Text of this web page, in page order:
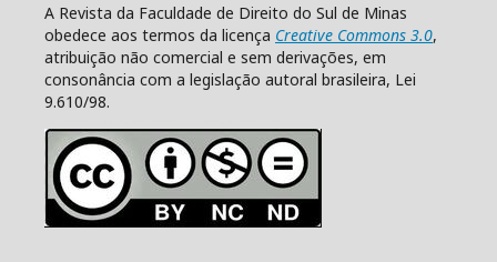
A Revista da Faculdade de Direito do Sul de Minas
obedece aos termos da licença Creative Commons 3.0,
atribuição não comercial e sem derivações, em
consonância com a legislação autoral brasileira, Lei
9.610/98.